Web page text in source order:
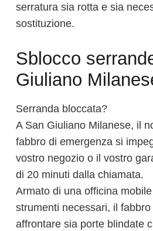
serratura sia rotta e sia
sostituzione.
Sblocco
Giuliano
Serranda bloccata?
A San Giuliano Milanese, il
fabbro di emergenza si
vostro negozio o il vostro
di 20 minuti dalla chiamata.
Armato di una officina
strumenti necessari, il fabbro
affrontare sia porte blindate